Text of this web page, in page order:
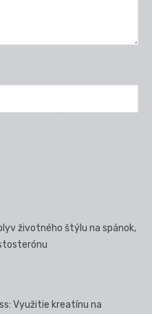
životného štýlu na spánok,
Využitie kreatínu na